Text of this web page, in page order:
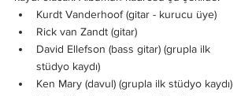
Kurdt Vanderhoof (gitar - kurucu üye)
Rick van Zandt (gitar)
David Ellefson (bass gitar) (grupla ilk
stüdyo kaydı)
Ken Mary (davul) (grupla ilk stüdyo kaydı)